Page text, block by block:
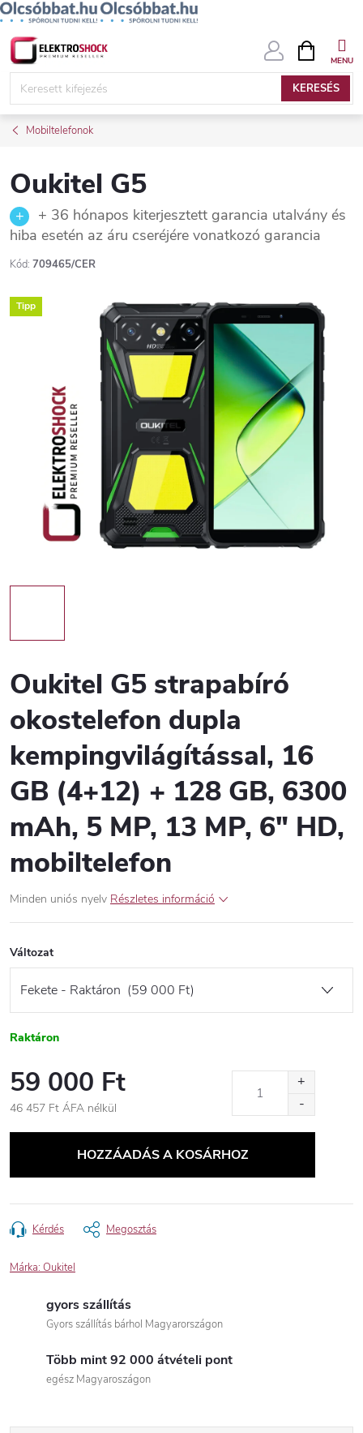
Ugrás
KERESÉS
KOSÁR
Mobiltelefonok
Oukitel G5
+ 36 hónapos kiterjesztett garancia utalvány és
hiba esetén az áru cseréjére vonatkozó garancia
Kód: 709465/CER
Tipp
Oukitel G5 strapabíró
okostelefon dupla
kempingvilágítással, 16
GB (4+12) + 128 GB, 6300
mAh, 5 MP, 13 MP, 6" HD,
mobiltelefon
Minden uniós nyelv Részletes információ
Változat
Raktáron
59 000 Ft
46 457 Ft ÁFA nélkül
HOZZÁADÁS A KOSÁRHOZ
Kérdés Megosztás
Márka: Oukitel
gyors szállítás
Gyors szállítás bárhol Magyarországon
Több mint 92 000 átvételi pont
egész Magyaroszágon